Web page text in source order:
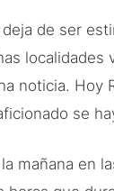
de ser
localidades
noticia. Hoy
se
mañana en